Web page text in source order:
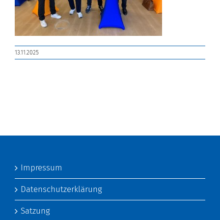
13.11.2025
Impressum
Datenschutzerklärung
Satzung